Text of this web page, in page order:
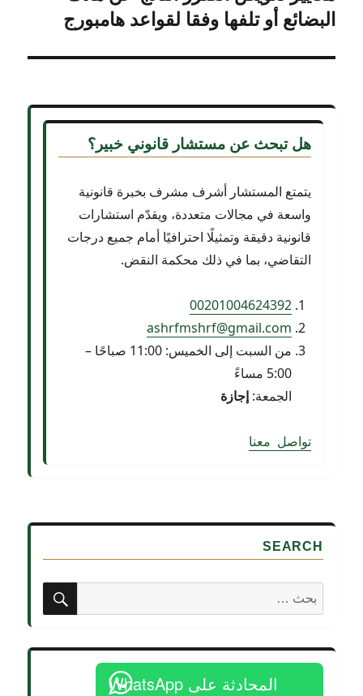
التالية:
البضائع أو تلفها وفقا لقواعد هامبورج
هل تبحث عن مستشار قانوني خبير؟
يتمتع المستشار أشرف مشرف بخبرة قانونية
واسعة في مجالات متعددة، ويقدّم استشارات
قانونية دقيقة وتمثيلًا احترافيًا أمام جميع درجات
التقاضي، بما في ذلك محكمة النقض.
00201004624392
ashrfmshrf@gmail.com
من السبت إلى الخميس: 11:00 صباحًا –
5:00 مساءً
الجمعة:إجازة
تواصل معنا
SEARCH
البحث
عن:
بحث
المحادثة على WhatsApp